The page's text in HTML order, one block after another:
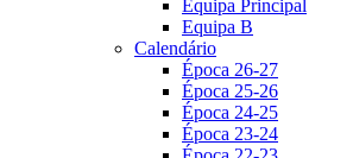
Equipa Principal
Equipa B
Calendário
Época 26-27
Época 25-26
Época 24-25
Época 23-24